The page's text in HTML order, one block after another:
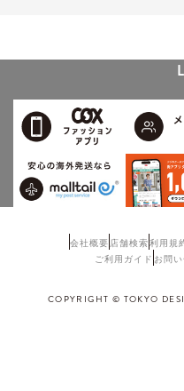
会社概要 店舗検索利用規
ご利用ガイド お問
COPYRIGHT © TOKYO